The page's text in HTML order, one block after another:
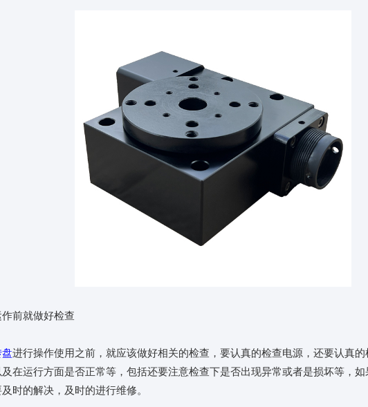
前就做好检查
进行操作使用之前，就应该做好相关的检查，要认真的检查电源，还要认真
在运行方面是否正常等，包括还要注意检查下是否出现异常或者是损坏等，
时的解决，及时的进行维修。